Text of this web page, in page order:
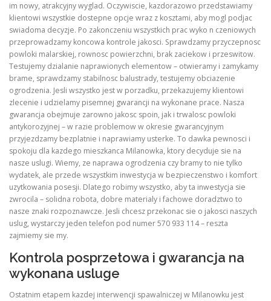
im nowy, atrakcyjny wyglad. Oczywiscie, kazdorazowo przedstawiamy
klientowi wszystkie dostepne opcje wraz z kosztami, aby mogl podjac
swiadoma decyzje. Po zakonczeniu wszystkich prac wyko n czeniowych
przeprowadzamy koncowa kontrole jakosci. Sprawdzamy przyczepnosc
powloki malarskiej, rownosc powierzchni, brak zaciekow i przeswitow.
Testujemy dzialanie naprawionych elementow – otwieramy i zamykamy
brame, sprawdzamy stabilnosc balustrady, testujemy obciazenie
ogrodzenia. Jesli wszystko jest w porzadku, przekazujemy klientowi
zlecenie i udzielamy pisemnej gwarancji na wykonane prace. Nasza
gwarancja obejmuje zarowno jakosc spoin, jak i trwalosc powloki
antykorozyjnej – w razie problemow w okresie gwarancyjnym
przyjezdzamy bezplatnie i naprawiamy usterke. To dawka pewnosci i
spokoju dla kazdego mieszkanca Milanowka, ktory decyduje sie na
nasze uslugi. Wiemy, ze naprawa ogrodzenia czy bramy to nie tylko
wydatek, ale przede wszystkim inwestycja w bezpieczenstwo i komfort
uzytkowania posesji. Dlatego robimy wszystko, aby ta inwestycja sie
zwrocila – solidna robota, dobre materialy i fachowe doradztwo to
nasze znaki rozpoznawcze. Jesli chcesz przekonac sie o jakosci naszych
uslug, wystarczy jeden telefon pod numer 570 933 114 – reszta
zajmiemy sie my.
Kontrola posprzetowa i gwarancja na
wykonana usluge
Ostatnim etapem kazdej interwencji spawalniczej w Milanowku jest